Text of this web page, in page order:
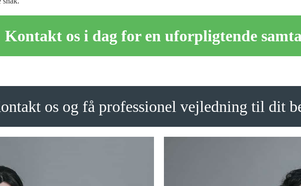
Kontakt os i dag for en uforpligtende
os og få professionel vejledning til dit